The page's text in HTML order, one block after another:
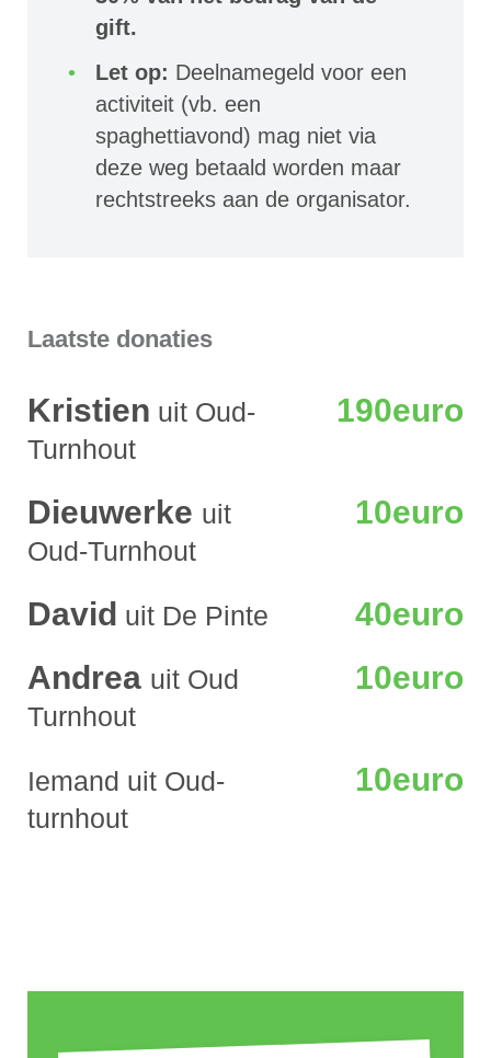
gift.
Let op: Deelnamegeld voor een
activiteit (vb. een
spaghettiavond) mag niet via
deze weg betaald worden maar
rechtstreeks aan de organisator.
Laatste donaties
Kristien uit Oud-
Turnhout
190euro
Dieuwerke uit
Oud-Turnhout
10euro
David uit De Pinte
40euro
Andrea uit Oud
Turnhout
10euro
Iemand uit Oud-
turnhout
10euro